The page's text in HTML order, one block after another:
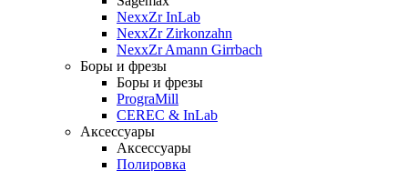
NexxZr InLab
NexxZr Zirkonzahn
NexxZr Amann Girrbach
Боры и фрезы
Боры и фрезы
PrograMill
CEREC & InLab
Аксессуары
Аксессуары
Полировка